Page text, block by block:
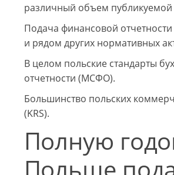
различный объем
Подача финансовой
и рядом других нормативных
В целом польские стандарты
отчетности (МСФО).
Большинство польских
(KRS).
Полную